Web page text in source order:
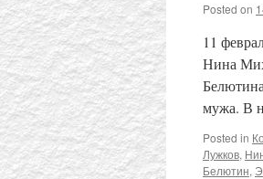
Posted on
11
Нина
мужа. В
Posted in
Лужков,
Белютин,